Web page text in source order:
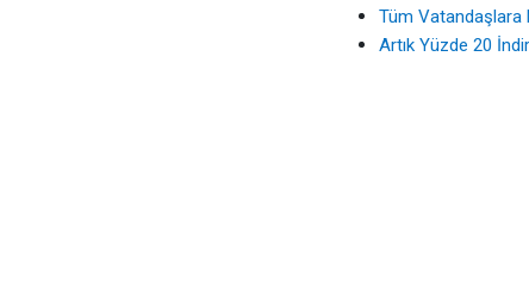
Tüm Vatandaşlara
Artık Yüzde 20